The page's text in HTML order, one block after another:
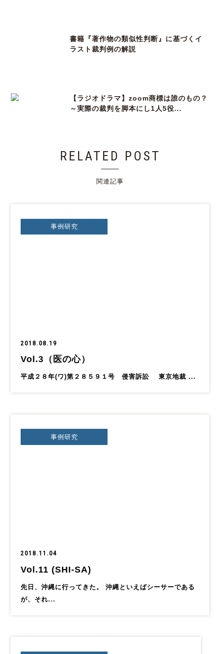
書籍『著作物の類似性判断』に基づくイ
ラスト裁判例の解説
【ラジオドラマ】zoom商標は誰のもの？
～実際の裁判を脚本にし1人5役...
RELATED POST
関連記事
事例研究
2018.08.19
Vol.3（医の心）
平成２８年(ワ)第２８５９１号 侵害訴訟 東京地裁 ...
事例研究
2018.11.04
Vol.11 (SHI-SA)
先日、沖縄に行ってきた。 沖縄といえばシーサーである
が、それ...